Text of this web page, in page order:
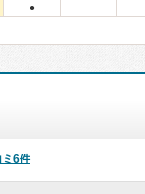
●
ミ6件